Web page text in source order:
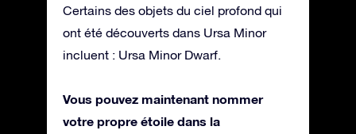
Certains des objets du ciel profond qui
ont été découverts dans Ursa Minor
incluent : Ursa Minor Dwarf.
Vous pouvez maintenant nommer
votre propre étoile dans la